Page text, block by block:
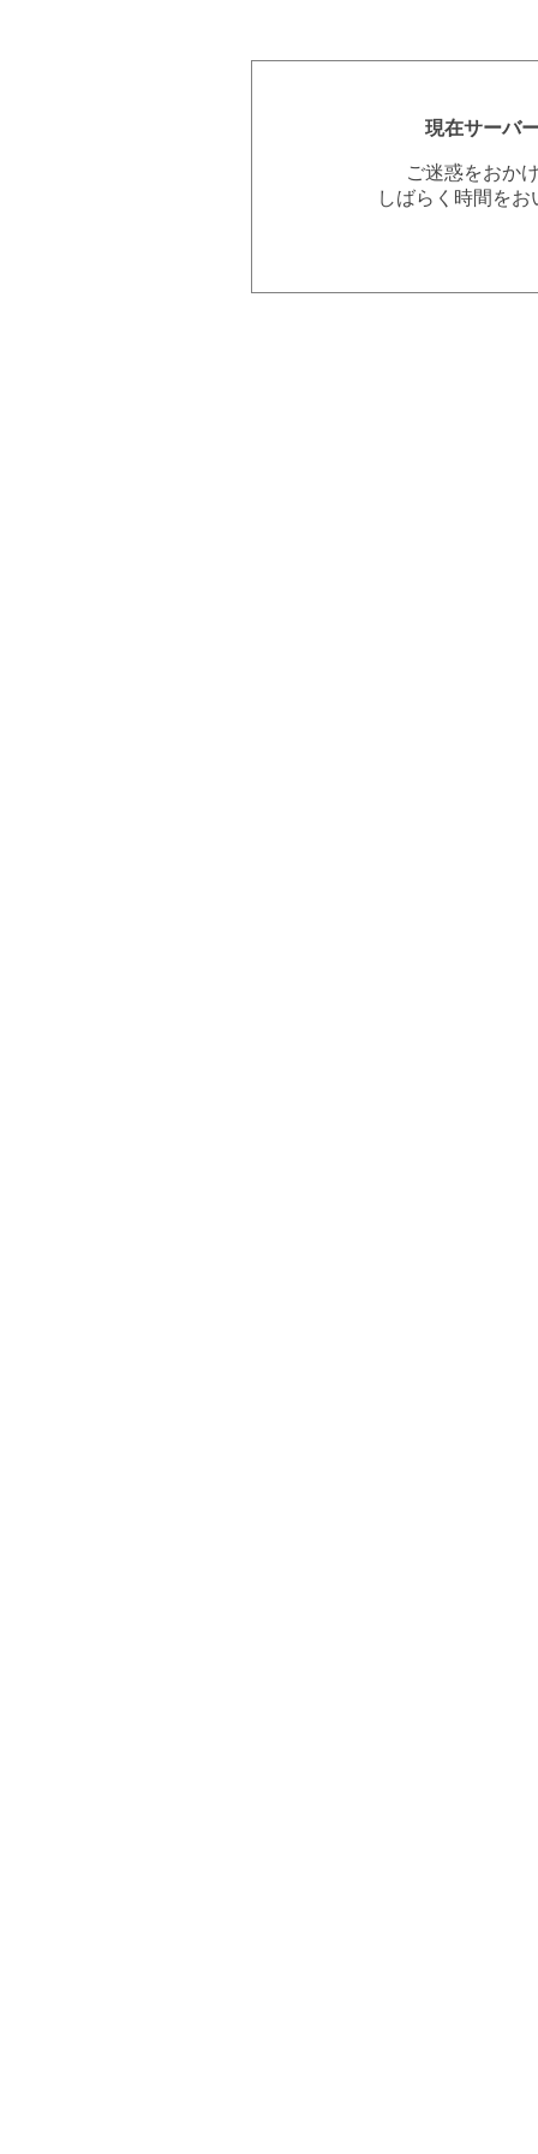
現在サーバ
ご迷惑をおか
しばらく時間を